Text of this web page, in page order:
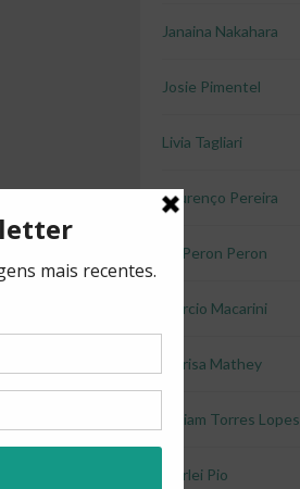
Janaina Nakahara
Josie Pimentel
Livia Tagliari
Lourenço Pereira
Lu Peron Peron
Marcio Macarini
Marisa Mathey
Miriam Torres Lopes
Shirlei Pio